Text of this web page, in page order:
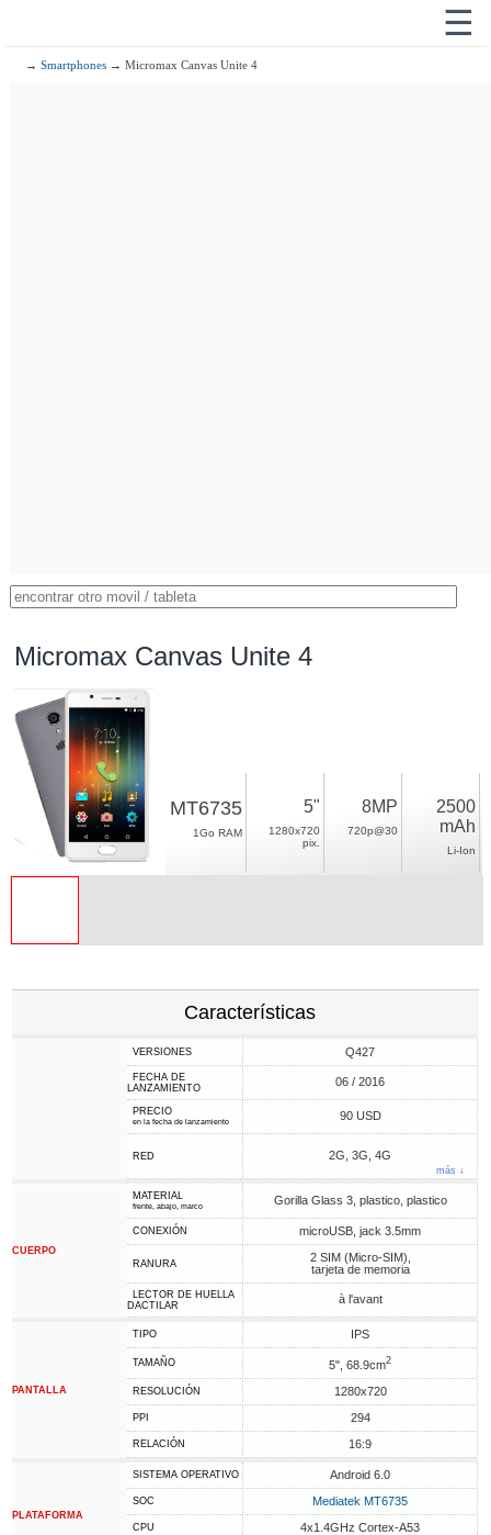
☰
→Smartphones → Micromax Canvas Unite 4
Micromax Canvas Unite 4
MT6735
1Go RAM
5"
1280x720
pix.
8MP
720p@30
2500
mAh
Li-Ion
Características
VERSIONES Q427
FECHA DE
LANZAMIENTO
06 / 2016
PRECIO
en la fecha de lanzamiento 90 USD
RED 2G, 3G, 4G
más ↓
CUERPO
MATERIAL
frente, abajo, marco Gorilla Glass 3, plastico, plastico
CONEXIÓN microUSB, jack 3.5mm
RANURA
2 SIM (Micro-SIM),
tarjeta de memoria
LECTOR DE HUELLA
DACTILAR
à l'avant
PANTALLA
TIPO IPS
TAMAÑO 5", 68.9cm2
RESOLUCIÓN 1280x720
PPI 294
RELACIÓN 16:9
PLATAFORMA
SISTEMA OPERATIVO Android 6.0
SOC Mediatek MT6735
CPU 4x1.4GHz Cortex-A53